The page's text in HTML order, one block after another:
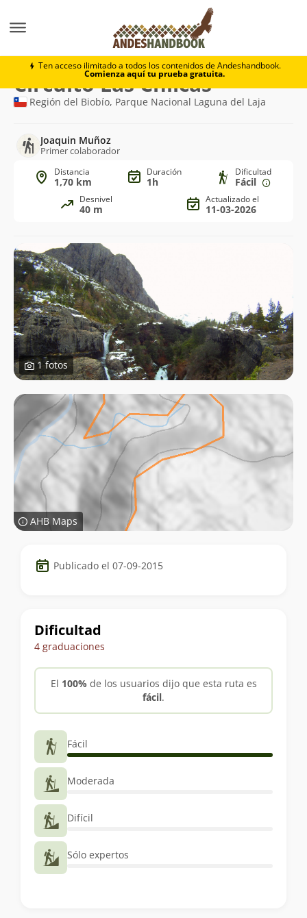
Ten acceso ilimitado a todos los contenidos de Andeshandbook.
Comienza aquí tu prueba gratuita.
Circuito Las Chilcas
Ruta
de
Circuito Las Chilcas
Región del Biobío, Parque Nacional Laguna del Laja
Joaquin Muñoz
Primer colaborador
Distancia
1,70 km
Duración
1h
Dificultad
Fácil
Desnivel
40 m
Actualizado el
11-03-2026
1 fotos
AHB Maps
Datos
del Publicado el 07-09-2015
Dificultad
4 graduaciones
El 100% de los usuarios dijo que esta ruta es
fácil.
Fácil
Moderada
Difícil
Sólo expertos